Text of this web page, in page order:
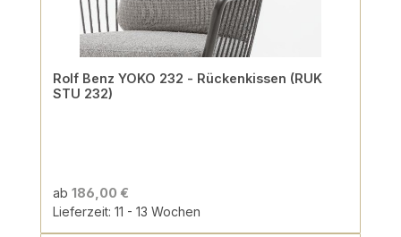
Rolf Benz YOKO 232 - Rückenkissen (RUK
STU 232)
ab 186,00 €
Lieferzeit: 11 - 13 Wochen